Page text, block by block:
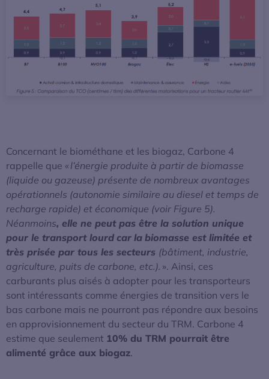
Concernant le biométhane et les biogaz, Carbone 4
rappelle que « l’énergie produite à partir de biomasse
(liquide ou gazeuse) présente de nombreux avantages
opérationnels (autonomie similaire au diesel et temps de
recharge rapide) et économique (voir Figure 5).
Néanmoins, elle ne peut pas être la solution unique
pour le transport lourd car la biomasse est limitée et
très prisée par tous les secteurs (bâtiment, industrie,
agriculture, puits de carbone, etc.). ». Ainsi, ces
carburants plus aisés à adopter pour les transporteurs
sont intéressants comme énergies de transition vers le
bas carbone mais ne pourront pas répondre aux besoins
en approvisionnement du secteur du TRM. Carbone 4
estime que seulement 10% du TRM pourrait être
alimenté grâce aux biogaz.